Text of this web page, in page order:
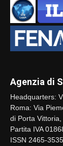
Agenzia di
Headquarters:
Roma: Via
di Porta
Partita IVA
ISSN 2465-3535